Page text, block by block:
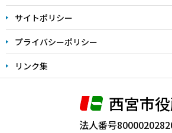
サイトポリシー
プライバシーポリシー
リンク集
西宮市
法人番号